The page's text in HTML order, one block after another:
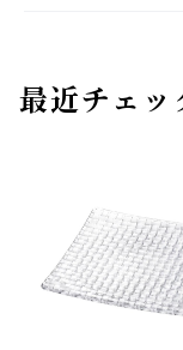
最近チェッ